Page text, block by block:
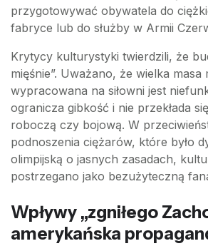
przygotowywać obywatela do
fabryce lub do służby w Armii
Krytycy kulturystyki twierdzili, że
mięśnie”. Uważano, że wielka masa
wypracowana na siłowni jest
ogranicza gibkość i nie przekłada
roboczą czy bojową. W
podnoszenia ciężarów, które było
olimpijską o jasnych zasadach,
postrzegano jako bezużyteczną
Wpływy „zgniłego
amerykańska